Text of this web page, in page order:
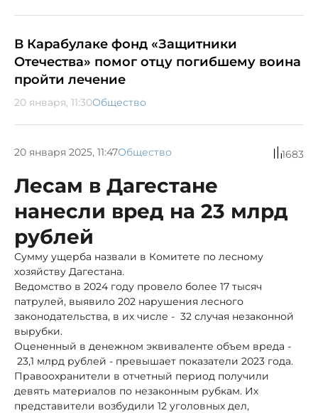
В Карабулаке фонд «Защитники
Отечества» помог отцу погибшему воина
пройти лечение
20 января, 11:30Общество
20 января 2025, 11:47Общество 1683
Лесам в Дагестане
нанесли вред на 23 млрд
рублей
Сумму ущерба назвали в Комитете по лесному
хозяйству Дагестана.
Ведомство в 2024 году провело более 17 тысяч
патрулей, выявило 202 нарушения лесного
законодательства, в их числе - 32 случая незаконной
вырубки.
Оцененный в денежном эквиваленте объем вреда -
23,1 млрд рублей - превышает показатели 2023 года.
Правоохранители в отчетный период получили
девять материалов по незаконным рубкам. Их
представители возбудили 12 уголовных дел,